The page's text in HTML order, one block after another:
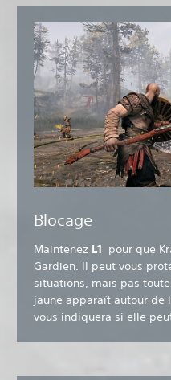
Blocage
Maintenez L1 pour que
Gardien. Il peut vous
situations, mais pas
jaune apparaît autour de
vous indiquera si elle